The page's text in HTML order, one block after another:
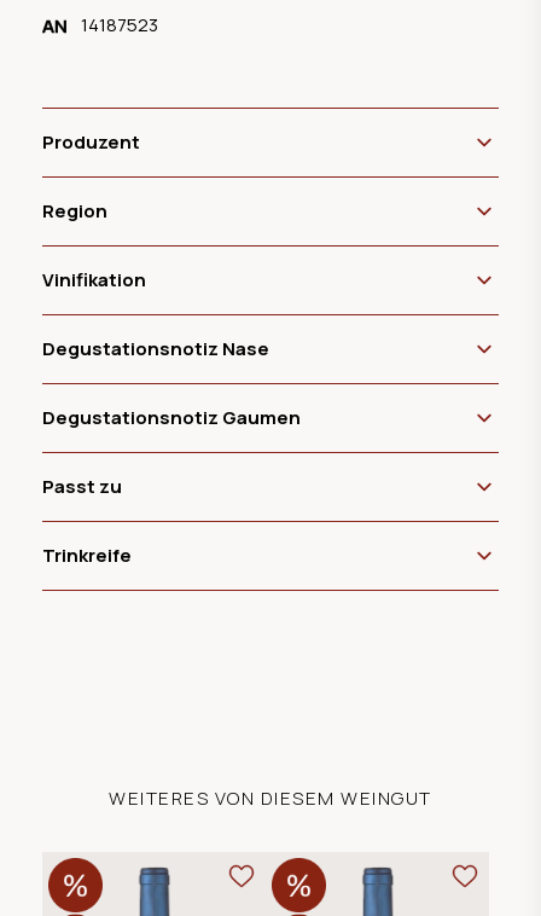
14187523
Produzent
Region
Vinifikation
Degustationsnotiz Nase
Degustationsnotiz Gaumen
Passt zu
Trinkreife
WEITERES VON DIESEM WEINGUT